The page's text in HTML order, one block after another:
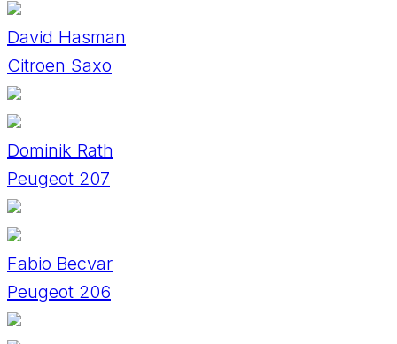
David Hasman
Citroen Saxo
Dominik Rath
Peugeot 207
Fabio Becvar
Peugeot 206